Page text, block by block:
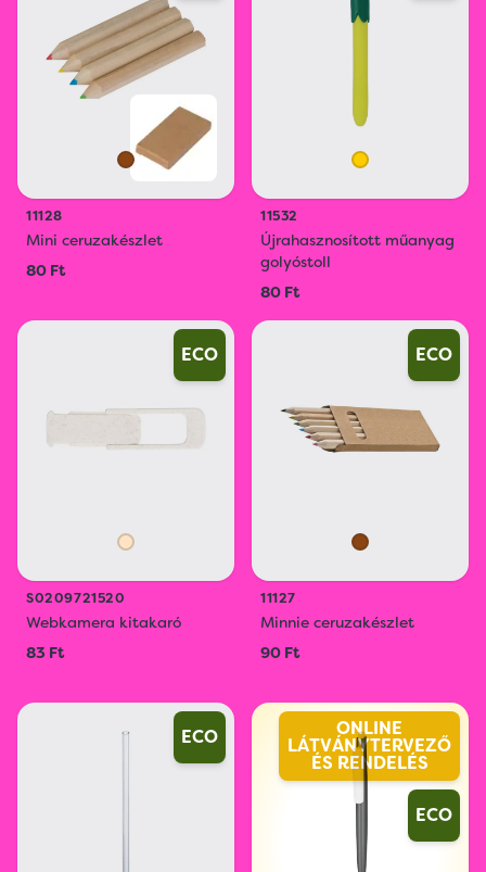
11128
Mini ceruzakészlet
80 Ft
11532
Újrahasznosított műanyag
golyóstoll
80 Ft
ECO
S0209721520
Webkamera kitakaró
83 Ft
ECO
11127
Minnie ceruzakészlet
90 Ft
ECO ONLINE
LÁTVÁNYTERVEZŐ
ÉS RENDELÉS
ECO